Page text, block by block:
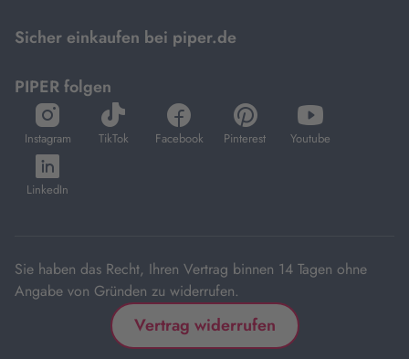
Sicher einkaufen bei piper.de
PIPER folgen
Instagram
öffnet
in
neuem
Tab
TikTok
öffnet
in
Facebook
öffnet
in
Pinterest
öffnet
in
Youtube
öffnet
in
LinkedIn
öffnet
in
Sie haben das Recht, Ihren Vertrag binnen 14 Tagen ohne
Angabe von Gründen zu widerrufen.
Vertrag widerrufen